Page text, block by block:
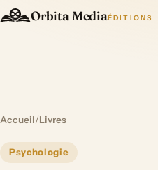
Orbita MediaÉDITIONS
Accueil/Livres
Psychologie